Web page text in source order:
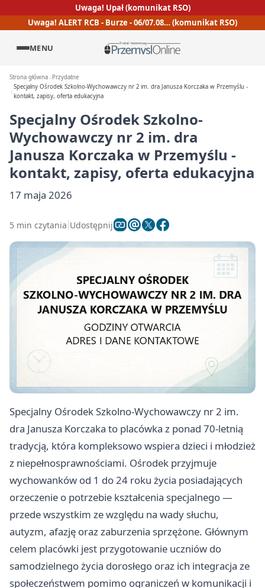
Uwaga! Upał (komunikat RSO)
Uwaga! ALERT RCB - Burze - 06/07.08… (komunikat RSO)
MENU
Strona główna
Przydatne
Specjalny Ośrodek Szkolno-Wychowawczy nr 2 im. dra Janusza Korczaka w Przemyślu -
kontakt, zapisy, oferta edukacyjna
Specjalny Ośrodek Szkolno-
Wychowawczy nr 2 im. dra
Janusza Korczaka w Przemyślu -
kontakt, zapisy, oferta edukacyjna
17 maja 2026
5 min czytania Udostępnij
Specjalny Ośrodek Szkolno-Wychowawczy nr 2 im.
dra Janusza Korczaka to placówka z ponad 70-letnią
tradycją, która kompleksowo wspiera dzieci i młodzież
z niepełnosprawnościami. Ośrodek przyjmuje
wychowanków od 1 do 24 roku życia posiadających
orzeczenie o potrzebie kształcenia specjalnego —
przede wszystkim ze względu na wady słuchu,
autyzm, afazję oraz zaburzenia sprzężone. Głównym
celem placówki jest przygotowanie uczniów do
samodzielnego życia dorosłego oraz ich integracja ze
społeczeństwem pomimo ograniczeń w komunikacji i